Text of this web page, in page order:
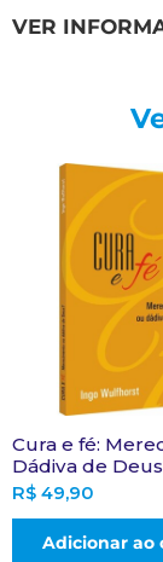
VER
Cura e fé:
Dádiva de
R$ 49,90
Adicionar ao